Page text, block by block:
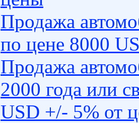
Продажа
по цене 8000
Продажа
2000 года или
USD +/- 5% от